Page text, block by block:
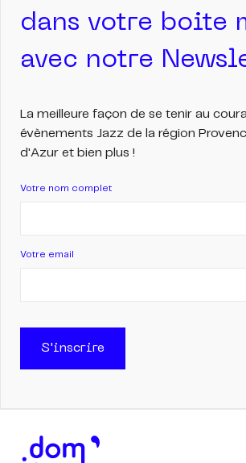
dans votre boite
avec notre
La meilleure façon de se tenir au
évènements Jazz de la région
d'Azur et bien plus !
Votre nom complet
Votre email
S'inscrire